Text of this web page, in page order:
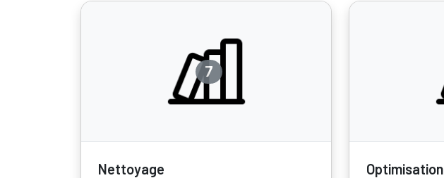
7
Nettoyage Optimisation